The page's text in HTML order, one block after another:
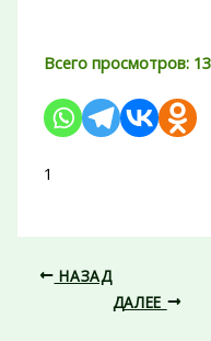
Всего просмотров:
1
НАЗАД
ДАЛЕЕ